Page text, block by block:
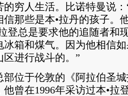
的穷人生活。比诺特曼说
信那些是本•拉丹的孩子。
登总是要求他的追随者和
冰箱和煤气。因为他相信
区进行战斗的。”
于伦敦的《阿拉伯圣城
他曾在1996年采访过本•拉